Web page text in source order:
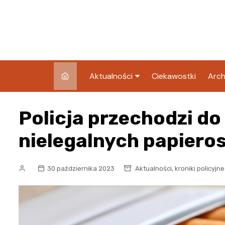
Aktualności
Blog
Ciekawostki
Policja przechodzi
nielegalnych
30 października 2023 Aktualności, kroniki policyjne